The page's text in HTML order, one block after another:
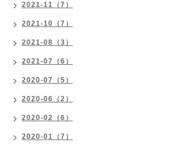
2021-11（7）
2021-10（7）
2021-08（3）
2021-07（6）
2020-07（5）
2020-06（2）
2020-02（6）
2020-01（7）